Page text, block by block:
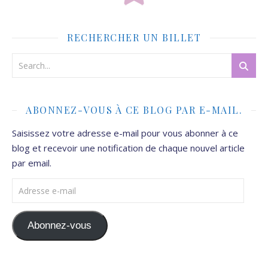
RECHERCHER UN BILLET
ABONNEZ-VOUS À CE BLOG PAR E-MAIL.
Saisissez votre adresse e-mail pour vous abonner à ce
blog et recevoir une notification de chaque nouvel article
par email.
Adresse e-mail
Abonnez-vous